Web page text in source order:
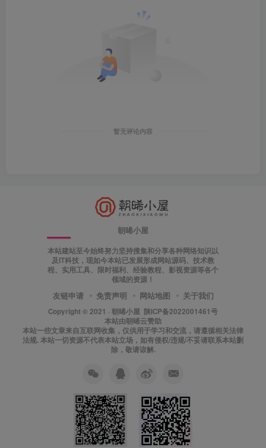
暂无评论内容
朝晞小屋
本站建站至今始终努力坚持搜集和分享各种网络知识以
及IT科技，现如今本站已发展形成网站源码、技术教
程、实用工具、限时福利、经验教程、影视资源等各个
领域的资源！
友链申请 免责声明 网站地图 关于我们
Copyright © 2021 · 朝晞小屋 陕ICP备2022001461号
本站由朝晞云赞助
本站一些文章来自互联网收集，仅供用于学习和交流，请遵循相关法律
法规. 本站一切资源不代表本站立场，如有侵权/违规/不妥请联系本站删
除，敬请谅解.